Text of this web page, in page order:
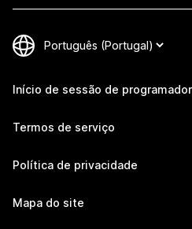
Início de sessão de programador
Termos de serviço
Política de privacidade
Mapa do site